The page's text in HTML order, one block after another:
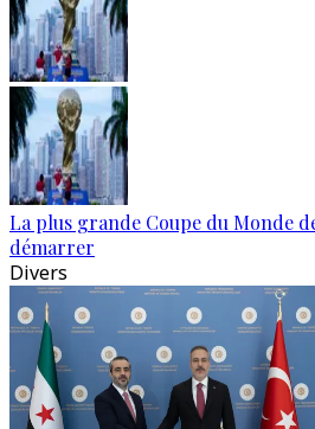
La plus grande Coupe du Monde
démarrer
Divers